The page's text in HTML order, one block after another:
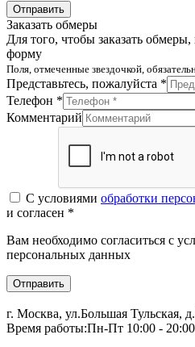
Отправить
Заказать обмеры
Для того, чтобы заказать
форму
Поля, отмеченные звездочкой,
Представьтесь, пожалуйста *
Телефон *
Комментарий
С условиями обработки
и согласен *
Вам необходимо согласиться с
персональных данных
Отправить
г. Москва, ул.Большая Тульская,
Время работы:Пн-Пт 10:00 -